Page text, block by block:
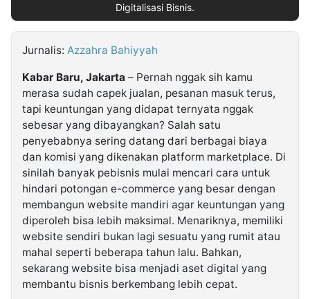
Kabarbaru.co
2026
Kabarbaru
Media
Holding
Digitalisasi Bisnis.
Jurnalis: Azzahra Bahiyyah
Kabar Baru, Jakarta – Pernah nggak sih kamu
merasa sudah capek jualan, pesanan masuk terus,
tapi keuntungan yang didapat ternyata nggak
sebesar yang dibayangkan? Salah satu
penyebabnya sering datang dari berbagai biaya
dan komisi yang dikenakan platform marketplace. Di
sinilah banyak pebisnis mulai mencari cara untuk
hindari potongan e-commerce yang besar dengan
membangun website mandiri agar keuntungan yang
diperoleh bisa lebih maksimal. Menariknya, memiliki
website sendiri bukan lagi sesuatu yang rumit atau
mahal seperti beberapa tahun lalu. Bahkan,
sekarang website bisa menjadi aset digital yang
membantu bisnis berkembang lebih cepat.